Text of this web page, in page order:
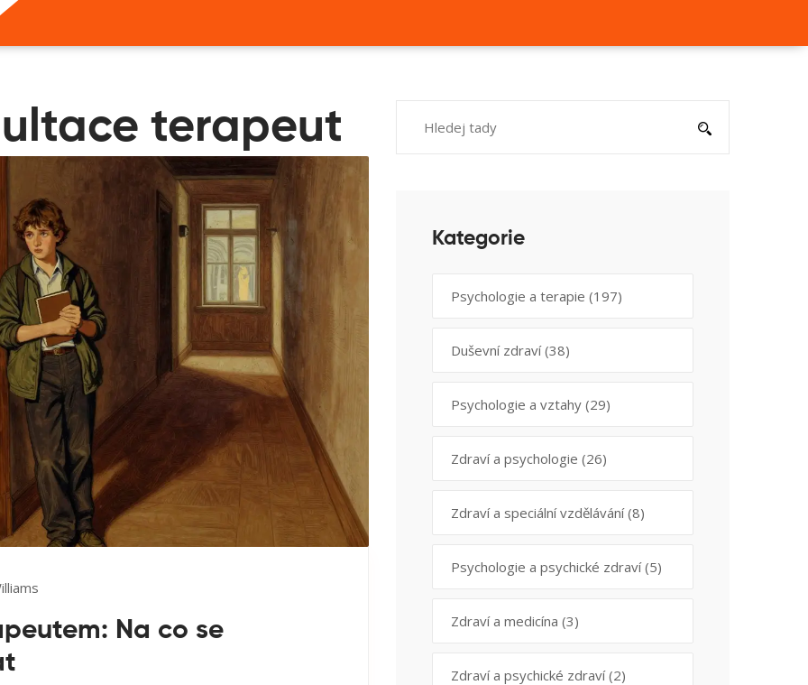
terapeut
Na co se
Kategorie
Psychologie a terapie (197)
Duševní zdraví(38)
Psychologie a vztahy (29)
Zdraví a psychologie (26)
Zdraví a speciální vzdělávání(8)
Psychologie a psychické zdraví(5)
Zdraví a medicína (3)
Zdraví a psychické zdraví(2)